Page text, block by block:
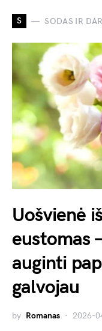
S SODAS IR
Uošvienė
eustomas
auginti
galvojau
by Romanas 2026-